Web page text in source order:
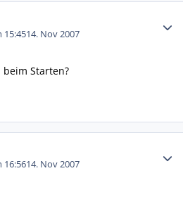
15:4514. Nov 2007
Starten?
16:5614. Nov 2007